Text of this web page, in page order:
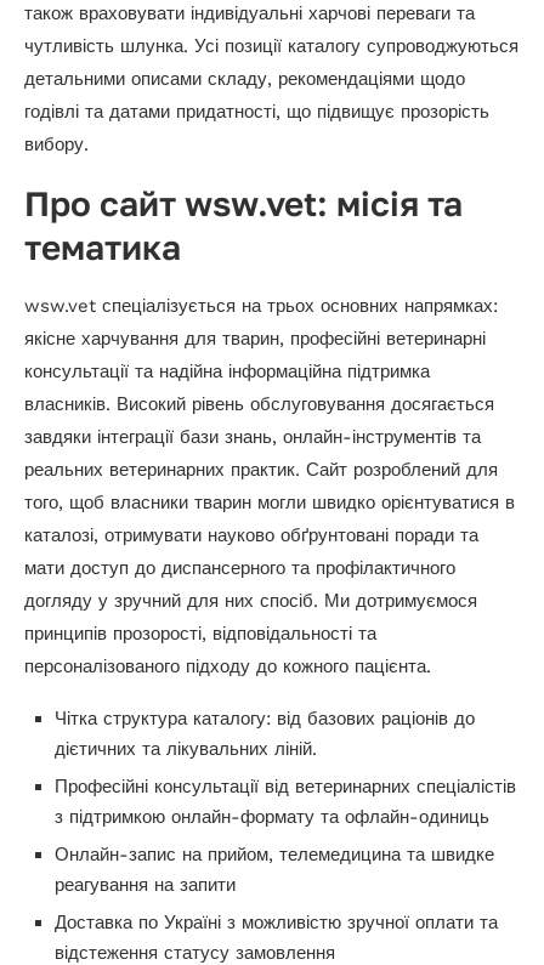
також враховувати індивідуальні харчові переваги та
чутливість шлунка. Усі позиції каталогу супроводжуються
детальними описами складу, рекомендаціями щодо
годівлі та датами придатності, що підвищує прозорість
вибору.
Про сайт wsw.vet: місія та
тематика
wsw.vet спеціалізується на трьох основних напрямках:
якісне харчування для тварин, професійні ветеринарні
консультації та надійна інформаційна підтримка
власників. Високий рівень обслуговування досягається
завдяки інтеграції бази знань, онлайн-інструментів та
реальних ветеринарних практик. Сайт розроблений для
того, щоб власники тварин могли швидко орієнтуватися в
каталозі, отримувати науково обґрунтовані поради та
мати доступ до диспансерного та профілактичного
догляду у зручний для них спосіб. Ми дотримуємося
принципів прозорості, відповідальності та
персоналізованого підходу до кожного пацієнта.
Чітка структура каталогу: від базових раціонів до
дієтичних та лікувальних ліній.
Професійні консультації від ветеринарних спеціалістів
з підтримкою онлайн-формату та офлайн-одиниць
Онлайн-запис на прийом, телемедицина та швидке
реагування на запити
Доставка по Україні з можливістю зручної оплати та
відстеження статусу замовлення